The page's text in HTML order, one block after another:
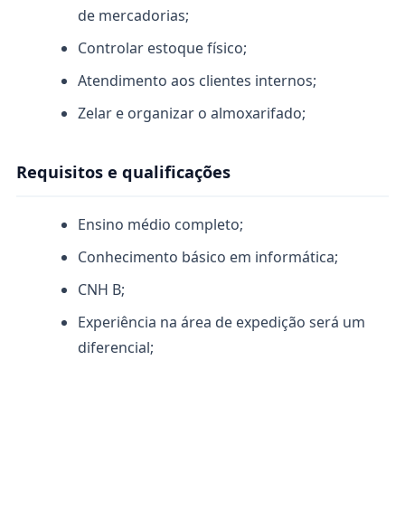
de mercadorias;
Controlar estoque físico;
Atendimento aos clientes internos;
Zelar e organizar o almoxarifado;
Requisitos e qualificações
Ensino médio completo;
Conhecimento básico em informática;
CNH B;
Experiência na área de expedição será um
diferencial;